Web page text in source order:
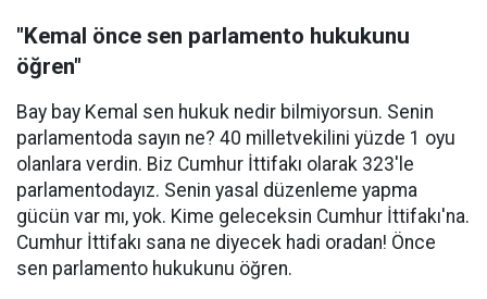
"Kemal önce sen parlamento hukukunu
öğren"
Bay bay Kemal sen hukuk nedir bilmiyorsun. Senin
parlamentoda sayın ne? 40 milletvekilini yüzde 1 oyu
olanlara verdin. Biz Cumhur İttifakı olarak 323'le
parlamentodayız. Senin yasal düzenleme yapma
gücün var mı, yok. Kime geleceksin Cumhur İttifakı'na.
Cumhur İttifakı sana ne diyecek hadi oradan! Önce
sen parlamento hukukunu öğren.